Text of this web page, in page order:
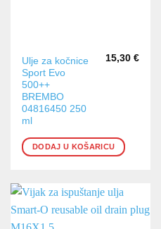
Ulje za kočnice
Sport Evo
500++
BREMBO
04816450 250
ml
15,30 €
DODAJ U KOŠARICU